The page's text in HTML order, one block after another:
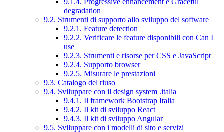
degradation
9.2. Strumenti di supporto allo sviluppo del software
9.2.1. Feature detection
9.2.2. Verificare le feature disponibili con Can I
use
9.2.3. Strumenti e risorse per CSS e JavaScript
9.2.4. Supporto browser
9.2.5. Misurare le prestazioni
9.3. Catalogo del riuso
9.4. Sviluppare con il design system .italia
9.4.1. Il framework Bootstrap Italia
9.4.2. Il kit di sviluppo React
9.4.3. Il kit di sviluppo Angular
9.5. Sviluppare con i modelli di sito e servizi